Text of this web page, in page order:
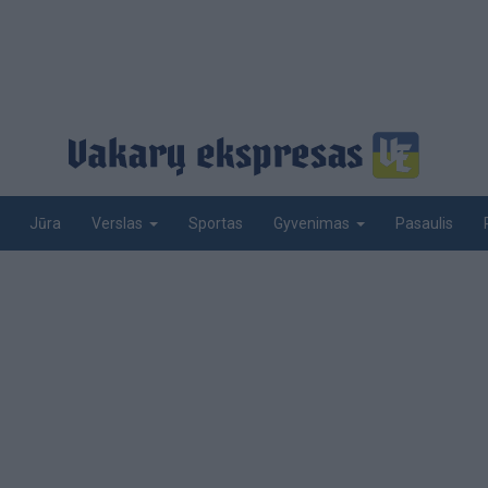
Jūra Verslas Sportas Gyvenimas Pasaulis